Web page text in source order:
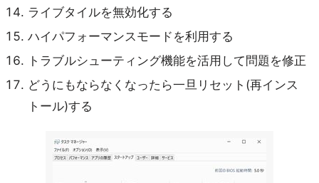
ライブタイルを無効化する
ハイパフォーマンスモードを利用する
トラブルシューティング機能を活用して問題を修正
どうにもならなくなったら一旦リセット(再インス
トール)する